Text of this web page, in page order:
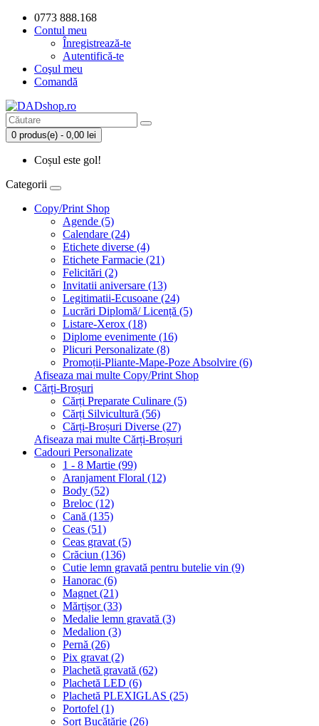
0773 888.168
Contul meu
Înregistrează-te
Autentifică-te
Coşul meu
Comandă
0 produs(e) - 0,00 lei
Coșul este gol!
Categorii
Copy/Print Shop
Agende (5)
Calendare (24)
Etichete diverse (4)
Etichete Farmacie (21)
Felicitări (2)
Invitatii aniversare (13)
Legitimatii-Ecusoane (24)
Lucrări Diplomă/ Licență (5)
Listare-Xerox (18)
Diplome evenimente (16)
Plicuri Personalizate (8)
Promoții-Pliante-Mape-Poze Absolvire (6)
Afiseaza mai multe Copy/Print Shop
Cărți-Broșuri
Cărți Preparate Culinare (5)
Cărți Silvicultură (56)
Cărți-Broșuri Diverse (27)
Afiseaza mai multe Cărți-Broșuri
Cadouri Personalizate
1 - 8 Martie (99)
Aranjament Floral (12)
Body (52)
Breloc (12)
Cană (135)
Ceas (51)
Ceas gravat (5)
Crăciun (136)
Cutie lemn gravată pentru butelie vin (9)
Hanorac (6)
Magnet (21)
Mărțișor (33)
Medalie lemn gravată (3)
Medalion (3)
Pernă (26)
Pix gravat (2)
Plachetă gravată (62)
Plachetă LED (6)
Plachetă PLEXIGLAS (25)
Portofel (1)
Șorț Bucătărie (26)